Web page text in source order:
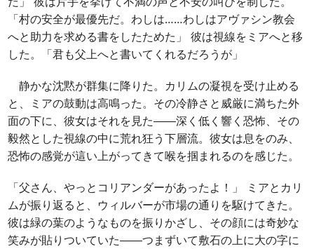
「村の安全が最優先だ。わしは……わしはアヴァシン教会
へと助力を求める書をしたためた」 彼は視線をミアへと移
した。「君も父上へと書いてくれるだろうが」
静かな沈黙が群集に降りた。カリムの凝視を受け止める
と、ミアの鼓動は高鳴った。その冷静さと威厳に満ちた外
面の下に、彼女はそれを見た――深く低く響く恐怖、その
毅然とした視線の中に荒れ狂う下層流。彼女は息をのみ、
恐怖の感覚が這い上がってきて喉を掴まれるのを感じた。
「父さん、やっとコリアンダーがあったよ！」 ミアとカリ
ムが振り返ると、ウィルバーが市場の通りを駆けてきた。
彼は緑の葉のようなものを振りかざし、その顔には奇妙な
笑みが貼りついていた――つまずいて敷石の上に大の字に